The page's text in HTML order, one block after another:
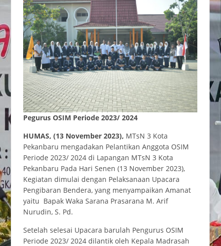
Pegurus OSIM Periode 2023/ 2024
HUMAS, (13 November 2023), MTsN 3 Kota
Pekanbaru mengadakan Pelantikan Anggota OSIM
Periode 2023/ 2024 di Lapangan MTsN 3 Kota
Pekanbaru Pada Hari Senen (13 November 2023),
Kegiatan dimulai dengan Pelaksanaan Upacara
Pengibaran Bendera, yang menyampaikan Amanat
yaitu Bapak Waka Sarana Prasarana M. Arif
Nurudin, S. Pd.
Setelah selesai Upacara barulah Pengurus OSIM
Periode 2023/ 2024 dilantik oleh Kepala Madrasah